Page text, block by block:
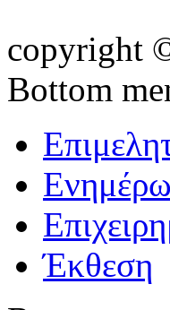
copyright
Bottom
Έκθεση